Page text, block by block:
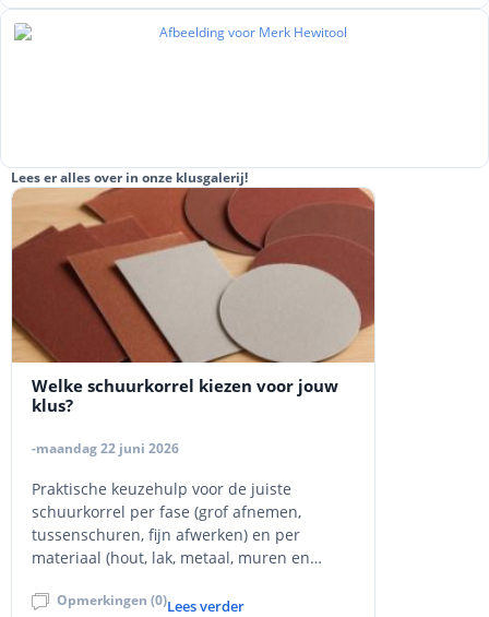
Lees er alles over in onze klusgalerij!
Welke schuurkorrel kiezen voor jouw
klus?
-maandag 22 juni 2026
Praktische keuzehulp voor de juiste
schuurkorrel per fase (grof afnemen,
tussenschuren, fijn afwerken) en per
materiaal (hout, lak, metaal, muren en
Opmerkingen (0)Lees verder